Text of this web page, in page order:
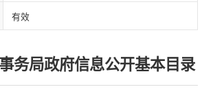
有效
务局政府信息公开基本目录